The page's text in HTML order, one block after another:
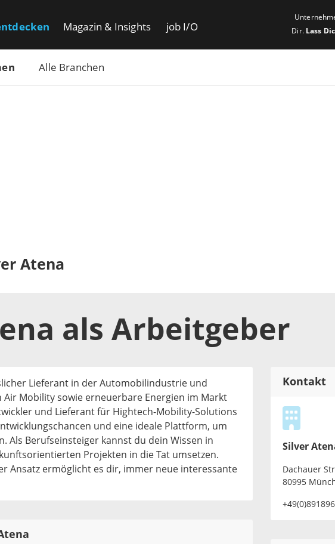
Alle Branchen
Magazin & Insights job I/O
Dir. Lass
Atena
als Arbeitgeber
Lieferant in der Automobilindustrie und
Mobility sowie erneuerbare Energien im Markt
und Lieferant für Hightech-Mobility-Solutions
und eine ideale Plattform, um
Als Berufseinsteiger kannst du dein Wissen in
Projekten in die Tat umsetzen.
Ansatz ermöglicht es dir, immer neue interessante
Kontakt
Silver
Dachauer
80995